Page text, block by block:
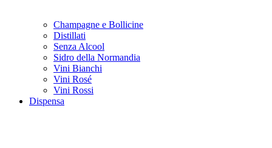
Champagne e Bollicine
Distillati
Senza Alcool
Sidro della Normandia
Vini Bianchi
Vini Rosé
Vini Rossi
Dispensa